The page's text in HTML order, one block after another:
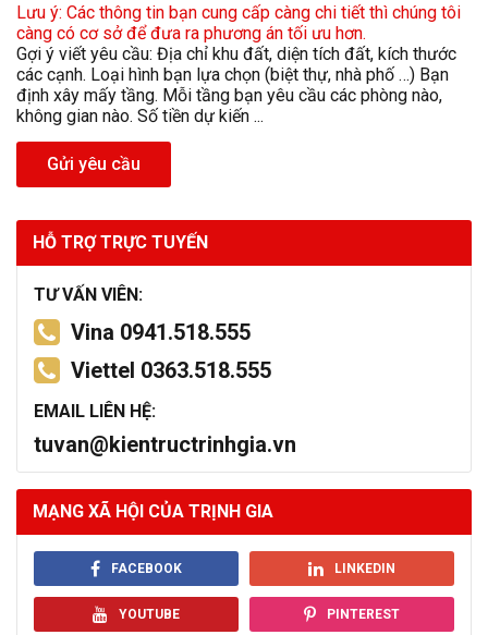
Lưu ý: Các thông tin bạn cung cấp càng chi tiết thì chúng tôi
càng có cơ sở để đưa ra phương án tối ưu hơn.
Gợi ý viết yêu cầu: Địa chỉ khu đất, diện tích đất, kích thước
các cạnh. Loại hình bạn lựa chọn (biệt thự, nhà phố …) Bạn
định xây mấy tầng. Mỗi tầng bạn yêu cầu các phòng nào,
không gian nào. Số tiền dự kiến ...
Gửi yêu cầu
HỖ TRỢ TRỰC TUYẾN
TƯ VẤN VIÊN:
Vina 0941.518.555
Viettel 0363.518.555
EMAIL LIÊN HỆ:
tuvan@kientructrinhgia.vn
MẠNG XÃ HỘI CỦA TRỊNH GIA
FACEBOOK LINKEDIN
YOUTUBE PINTEREST